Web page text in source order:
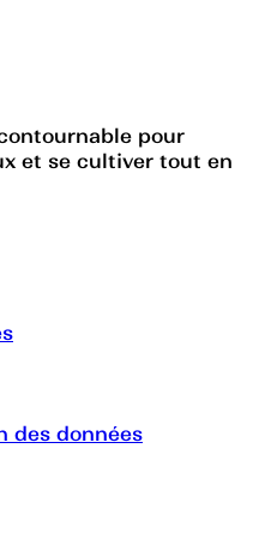
pour
et se cultiver tout en
des données